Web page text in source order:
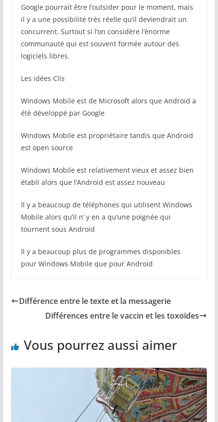
Google pourrait être l’outsider pour le moment, mais
il y a une possibilité très réelle qu’il deviendrait un
concurrent. Surtout si l’on considère l’énorme
communauté qui est souvent formée autour des
logiciels libres.
Les idées Clis
Windows Mobile est de Microsoft alors que Android a
été développé par Google
Windows Mobile est propriétaire tandis que Android
est open source
Windows Mobile est relativement vieux et assez bien
établi alors que l’Android est assez nouveau
Il y a beaucoup de téléphones qui utilisent Windows
Mobile alors qu’il n’ y en a qu’une poignée qui
tournent sous Android
Il y a beaucoup plus de programmes disponibles
pour Windows Mobile que pour Android
Différence entre le texte et la messagerie
Différences entre le vaccin et les toxoïdes
Vous pourrez aussi aimer